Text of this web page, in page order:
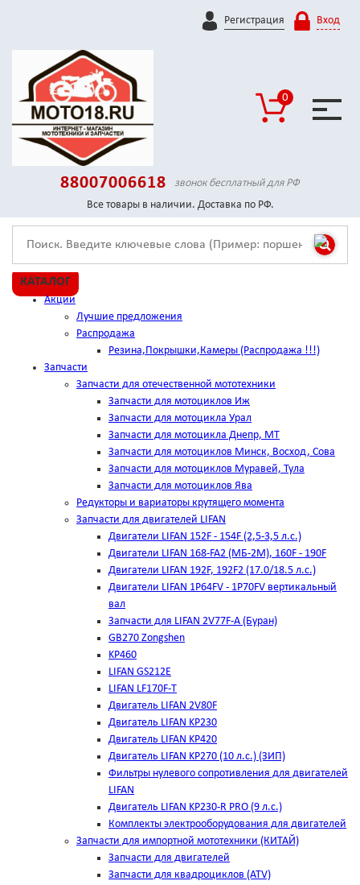
Регистрация Вход
0
88007006618
звонок бесплатный для РФ
Все товары в наличии. Доставка по РФ.
КАТАЛОГ
Акции
Лучшие предложения
Распродажа
Резина,Покрышки,Камеры (Распродажа !!!)
Запчасти
Запчасти для отечественной мототехники
Запчасти для мотоциклов Иж
Запчасти для мотоцикла Урал
Запчасти для мотоцикла Днепр, МТ
Запчасти для мотоциклов Минск, Восход, Сова
Запчасти для мотоциклов Муравей, Тула
Запчасти для мотоциклов Ява
Редукторы и вариаторы крутящего момента
Запчасти для двигателей LIFAN
Двигатели LIFAN 152F - 154F (2,5-3,5 л.с.)
Двигатели LIFAN 168-FA2 (МБ-2М), 160F - 190F
Двигатели LIFAN 192F, 192F2 (17.0/18.5 л.с.)
Двигатели LIFAN 1Р64FV - 1Р70FV вертикальный
вал
Запчасти для LIFAN 2V77F-A (Буран)
GB270 Zongshen
KP460
LIFAN GS212E
LIFAN LF170F-T
Двигатель LIFAN 2V80F
Двигатель LIFAN KP230
Двигатель LIFAN KP420
Двигатель LIFAN KP270 (10 л.с.) (ЗИП)
Фильтры нулевого сопротивления для двигателей
LIFAN
Двигатель LIFAN KP230-R PRO (9 л.с.)
Комплекты электрооборудования для двигателей
Запчасти для импортной мототехники (КИТАЙ)
Запчасти для двигателей
Запчасти для квадроциклов (ATV)